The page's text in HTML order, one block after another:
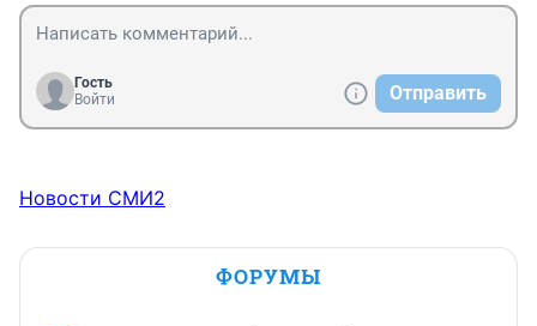
Гость
Войти
Отправить
Новости СМИ2
ФОРУМЫ